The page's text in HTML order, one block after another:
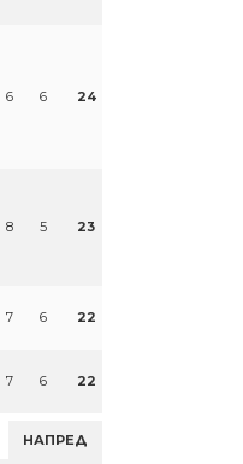
6 6 24
8 5 23
7 6 22
7 6 22
НАПРЕД